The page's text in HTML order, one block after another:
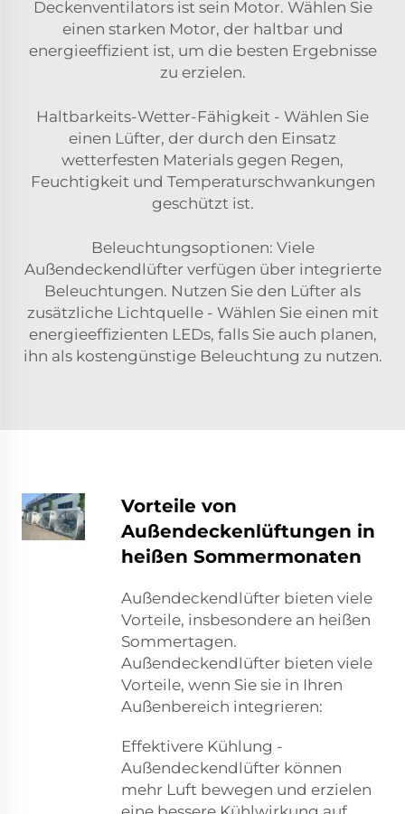
Deckenventilators ist sein Motor. Wählen Sie
einen starken Motor, der haltbar und
energieeffizient ist, um die besten Ergebnisse
zu erzielen.
Haltbarkeits-Wetter-Fähigkeit - Wählen Sie
einen Lüfter, der durch den Einsatz
wetterfesten Materials gegen Regen,
Feuchtigkeit und Temperaturschwankungen
geschützt ist.
Beleuchtungsoptionen: Viele
Außendeckendlüfter verfügen über integrierte
Beleuchtungen. Nutzen Sie den Lüfter als
zusätzliche Lichtquelle - Wählen Sie einen mit
energieeffizienten LEDs, falls Sie auch planen,
ihn als kostengünstige Beleuchtung zu nutzen.
Vorteile von
Außendeckenlüftungen in
heißen Sommermonaten
Außendeckendlüfter bieten viele
Vorteile, insbesondere an heißen
Sommertagen.
Außendeckendlüfter bieten viele
Vorteile, wenn Sie sie in Ihren
Außenbereich integrieren:
Effektivere Kühlung -
Außendeckendlüfter können
mehr Luft bewegen und erzielen